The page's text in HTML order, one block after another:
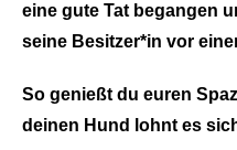
eine gute Tat begangen
seine Besitzer*in vor
So genießt du euren
deinen Hund lohnt es